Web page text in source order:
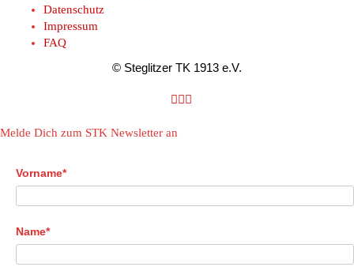
Datenschutz
Impressum
FAQ
© Steglitzer TK 1913 e.V.
Melde Dich zum STK Newsletter an
Vorname*
Name*